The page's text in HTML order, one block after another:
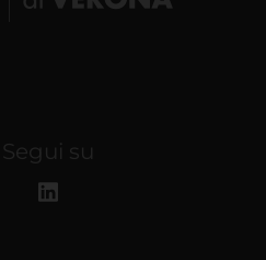
Segui su